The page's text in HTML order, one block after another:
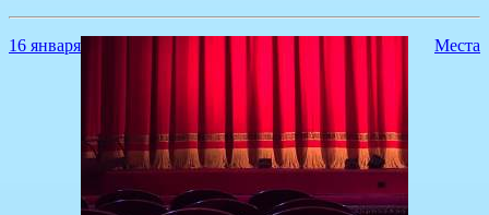
16 января Места